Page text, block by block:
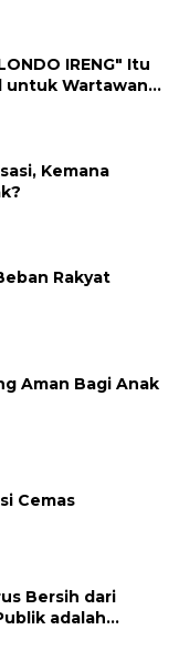
IRENG" Itu
Kemana
Rakyat
Aman Bagi Anak
Cemas
Bersih dari
adalah